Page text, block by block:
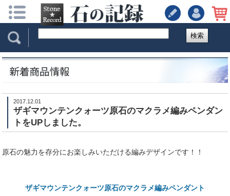
検索
2017.12.01
ザギマウンテンクォーツ原石のマクラメ編みペンダン
トをUPしました。
原石の魅力を存分にお楽しみいただける編みデザインです！！
ザギマウンテンクォーツ原石のマクラメ編みペンダント